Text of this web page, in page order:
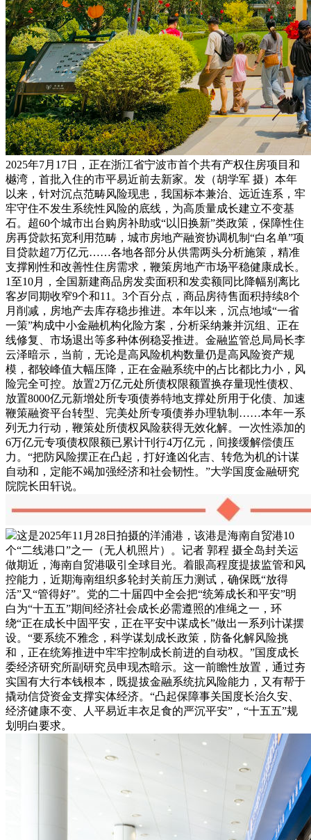
2025年7月17日，正在浙江省宁波市首个共有产权住房项目和
樾湾，首批入住的市平易近前去新家。发（胡学军 摄）本年
以来，针对沉点范畴风险现患，我国标本兼治、远近连系，牢
牢守住不发生系统性风险的底线，为高质量成长建立不变基
石。超60个城市出台购房补助或“以旧换新”类政策，保障性住
房再贷款拓宽利用范畴，城市房地产融资协调机制“白名单”项
目贷款超7万亿元……各地各部分从供需两头分析施策，精准
支撑刚性和改善性住房需求，鞭策房地产市场平稳健康成长。
1至10月，全国新建商品房发卖面积和发卖额同比降幅别离比
客岁同期收窄9个和11。3个百分点，商品房待售面积持续8个
月削减，房地产去库存稳步推进。本年以来，沉点地域“一省
一策”构成中小金融机构化险方案，分析采纳兼并沉组、正在
线修复、市场退出等多种体例稳妥推进。金融监管总局局长李
云泽暗示，当前，无论是高风险机构数量仍是高风险资产规
模，都较峰值大幅压降，正在金融系统中的占比都比力小，风
险完全可控。放置2万亿元处所债权限额置换存量现性债权、
放置8000亿元新增处所专项债券特地支撑处所用于化债、加速
鞭策融资平台转型、完美处所专项债券办理轨制……本年一系
列无力行动，鞭策处所债权风险获得无效化解。一次性添加的
6万亿元专项债权限额已累计刊行4万亿元，间接缓解偿债压
力。“把防风险摆正在凸起，打好逢凶化吉、转危为机的计谋
自动和，定能不竭加强经济和社会韧性。”大学国度金融研究
院院长田轩说。
这是2025年11月28日拍摄的洋浦港，该港是海南自贸港10
个“二线港口”之一（无人机照片）。记者 郭程 摄全岛封关运
做期近，海南自贸港吸引全球目光。着眼高程度提拔监管和风
控能力，近期海南组织多轮封关前压力测试，确保既“放得
活”又“管得好”。党的二十届四中全会把“统筹成长和平安”明
白为“十五五”期间经济社会成长必需遵照的准绳之一，环
绕“正在成长中固平安，正在平安中谋成长”做出一系列计谋摆
设。“要系统不雅念，科学谋划成长政策，防备化解风险挑
和，正在统筹推进中牢牢控制成长前进的自动权。”国度成长
委经济研究所副研究员申现杰暗示。这一前瞻性放置，通过夯
实国有大行本钱根本，既提拔金融系统抗风险能力，又有帮于
撬动信贷资金支撑实体经济。“凸起保障事关国度长治久安、
经济健康不变、人平易近丰衣足食的严沉平安”，“十五五”规
划明白要求。